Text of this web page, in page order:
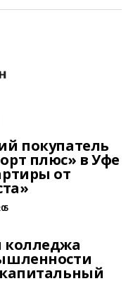
покупатель
плюс» в Уфе
от